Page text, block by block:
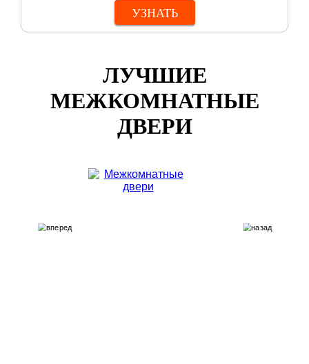
УЗНАТЬ
ЛУЧШИЕ
МЕЖКОМНАТНЫЕ
ДВЕРИ